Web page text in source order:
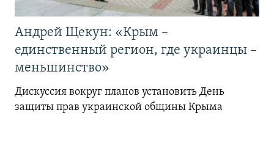
Андрей Щекун: «Крым –
единственный регион, где украинцы –
меньшинство»
Дискуссия вокруг планов установить День
защиты прав украинской общины Крыма